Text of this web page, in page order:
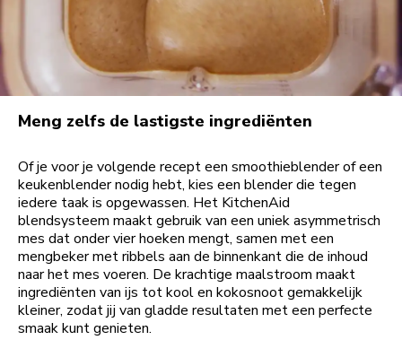
Meng zelfs de lastigste ingrediënten
Of je voor je volgende recept een smoothieblender of een
keukenblender nodig hebt, kies een blender die tegen
iedere taak is opgewassen. Het KitchenAid
blendsysteem maakt gebruik van een uniek asymmetrisch
mes dat onder vier hoeken mengt, samen met een
mengbeker met ribbels aan de binnenkant die de inhoud
naar het mes voeren. De krachtige maalstroom maakt
ingrediënten van ijs tot kool en kokosnoot gemakkelijk
kleiner, zodat jij van gladde resultaten met een perfecte
smaak kunt genieten.